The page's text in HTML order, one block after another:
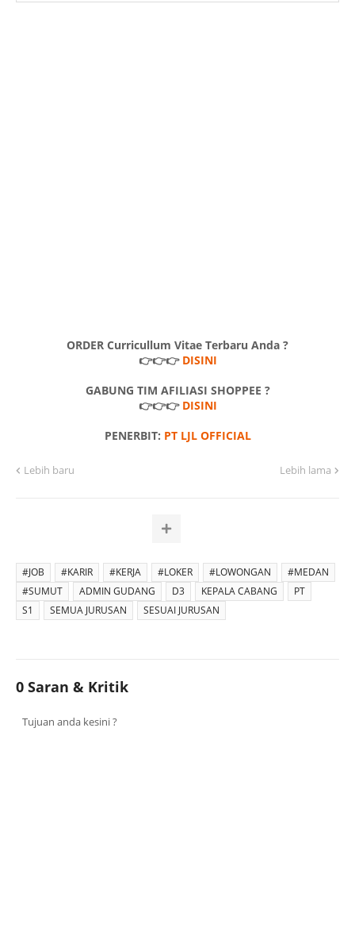
ORDER Curricullum Vitae Terbaru Anda ?
👉👉👉 DISINI
GABUNG TIM AFILIASI SHOPPEE ?
👉👉👉 DISINI
PENERBIT: PT LJL OFFICIAL
Lebih baru Lebih lama
#JOB #KARIR #KERJA #LOKER #LOWONGAN
#MEDAN
#SUMUT
ADMIN GUDANG D3 KEPALA CABANG
PT
S1
SEMUA JURUSAN SESUAI JURUSAN
0 Saran & Kritik
Tujuan anda kesini ?